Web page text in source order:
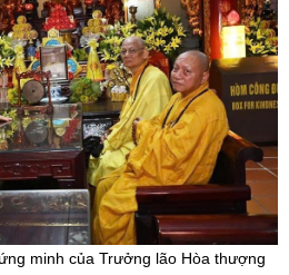
minh của Trưởng lão Hòa thượng